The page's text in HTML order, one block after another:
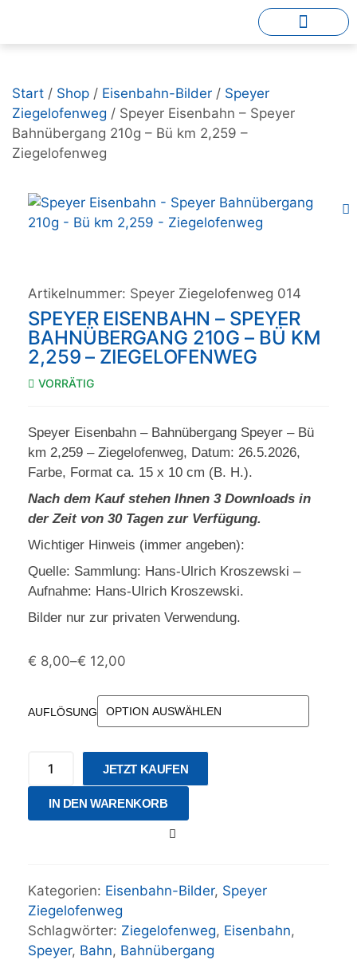
Start / Shop / Eisenbahn-Bilder / Speyer
Ziegelofenweg / Speyer Eisenbahn – Speyer
Bahnübergang 210g – Bü km 2,259 –
Ziegelofenweg
Artikelnummer: Speyer Ziegelofenweg 014
SPEYER EISENBAHN – SPEYER
BAHNÜBERGANG 210G – BÜ KM
2,259 – ZIEGELOFENWEG
VORRÄTIG
Speyer Eisenbahn – Bahnübergang Speyer – Bü
km 2,259 – Ziegelofenweg, Datum: 26.5.2026,
Farbe, Format ca. 15 x 10 cm (B. H.).
Nach dem Kauf stehen Ihnen 3 Downloads in
der Zeit von 30 Tagen zur Verfügung.
Wichtiger Hinweis (immer angeben):
Quelle: Sammlung: Hans-Ulrich Kroszewski –
Aufnahme: Hans-Ulrich Kroszewski.
Bilder nur zur privaten Verwendung.
€ 8,00–€ 12,00
AUFLÖSUNG
JETZT KAUFEN
IN DEN WARENKORB
Kategorien: Eisenbahn-Bilder, Speyer
Ziegelofenweg
Schlagwörter: Ziegelofenweg, Eisenbahn,
Speyer, Bahn, Bahnübergang